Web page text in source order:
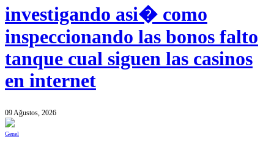
investigando asi� como
inspeccionando las bonos falto
tanque cual siguen las casinos
en internet
09 Ağustos, 2026
Genel